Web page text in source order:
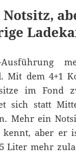
Mit dem 4+1
im Fond
sich statt
Mehr ein
kennt, aber er
Liter mehr